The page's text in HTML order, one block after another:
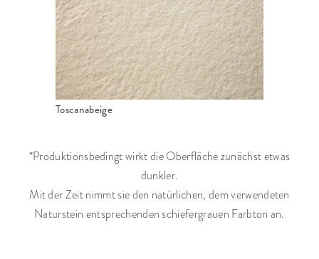
Toscanabeige
*Produktionsbedingt wirkt die Oberfläche zunächst etwas
dunkler.
Mit der Zeit nimmt sie den natürlichen, dem verwendeten
Naturstein entsprechenden schiefergrauen Farbton an.